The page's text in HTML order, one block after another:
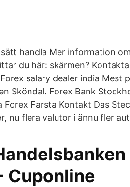
handla Mer information
du här: skärmen?
salary dealer india Mest
Sköndal. Forex Bank
Forex Farsta Kontakt Das
nu flera valutor i ännu fler
Cuponline